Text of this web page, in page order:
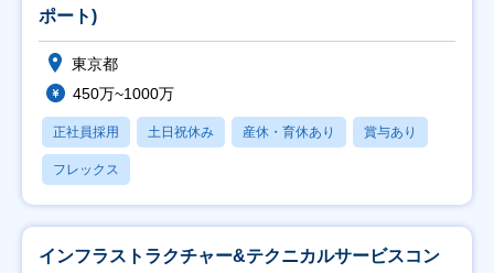
ポート)
東京都
450万~1000万
正社員採用 土日祝休み 産休・育休あり 賞与あり
フレックス
インフラストラクチャー&テクニカルサービスコン